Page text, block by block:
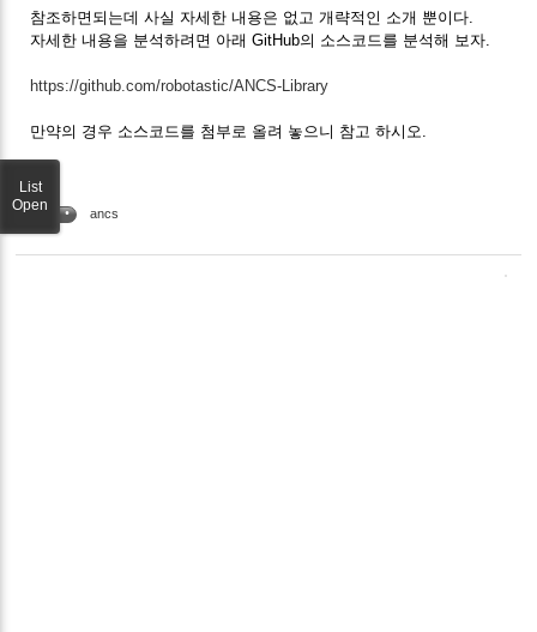
참조하면되는데 사실 자세한 내용은 없고 개략적인 소개 뿐이다.
자세한 내용을 분석하려면 아래 GitHub의 소스코드를 분석해 보자.
https://github.com/robotastic/ANCS-Library
만약의 경우 소스코드를 첨부로 올려 놓으니 참고 하시오.
TAG • ancs
List
Open